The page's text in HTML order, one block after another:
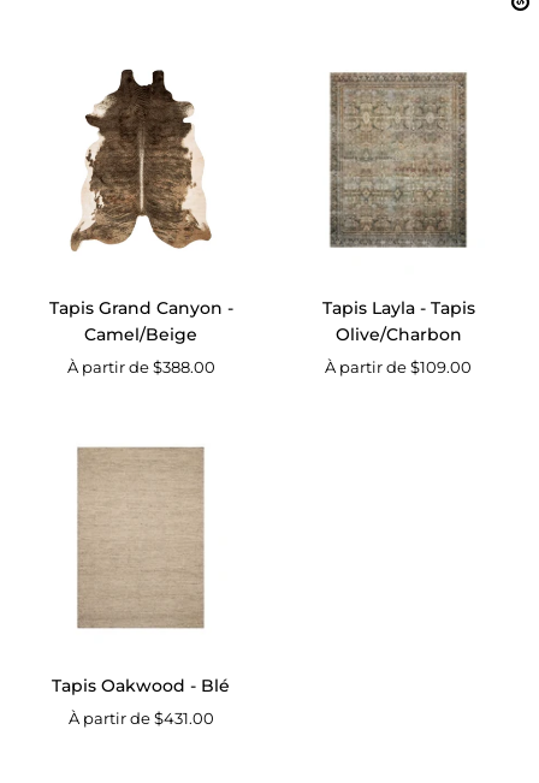
Canyon
Camel
/
Beige
(6680389517414)
Tapis Grand Canyon -
Camel/Beige
À partir de $388.00
Layla
-
Tapis
Olive/Charbon
Tapis Layla - Tapis
Olive/Charbon
À partir de $109.00
Oakwood
-
Blé
Tapis Oakwood - Blé
À partir de $431.00